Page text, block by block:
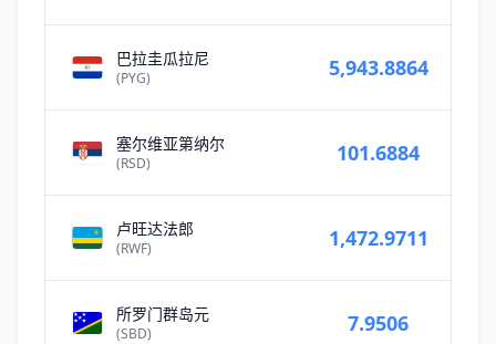
巴拉圭瓜拉尼
(PYG) 5,943.8864
塞尔维亚第纳尔
(RSD) 101.6884
卢旺达法郎
(RWF) 1,472.9711
所罗门群岛元
(SBD) 7.9506